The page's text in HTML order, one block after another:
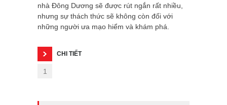
nhà Đông Dương sẽ được rút ngắn rất nhiều,
nhưng sự thách thức sẽ không còn đối với
những người ưa mạo hiểm và khám phá.
CHI TIẾT
1